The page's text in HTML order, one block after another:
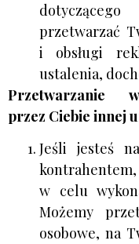
przetwarzać
i obsługi
ustalenia,
przez Ciebie innej
Jeśli jesteś
w celu
Możemy
osobowe, na